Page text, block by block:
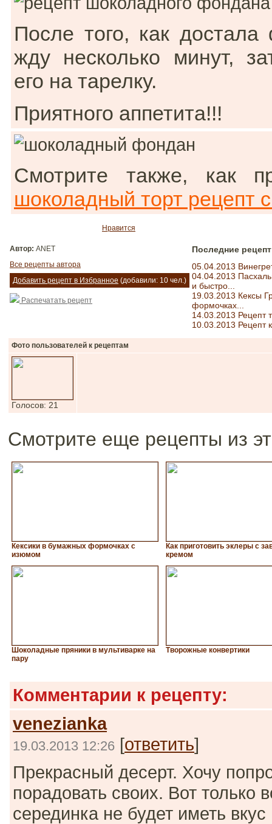
После того, как
жду несколько минут,
его на тарелку.
Приятного аппетита!!!
Смотрите также, как
шоколадный торт рецепт
Нравится
Автор: ANET
Все рецепты автора
Добавить рецепт в Избранное (добавили: 10 чел.)
Распечатать рецепт
Последние
05.04.2013
04.04.2013
и быстро...
19.03.2013 Кексы
формочках...
14.03.2013 Рецепт
10.03.2013 Рецепт
Фото пользователей к рецептам
Голосов: 21
Смотрите еще рецепты из
Кексики в бумажных формочках с
изюмом
Как приготовить эклеры с
кремом
Шоколадные пряники в мультиварке на
пару
Творожные конвертики
Комментарии к рецепту:
venezianka
19.03.2013 12:26 [ответить]
Прекрасный десерт. Хочу
порадовать своих. Вот только
серединка не будет иметь